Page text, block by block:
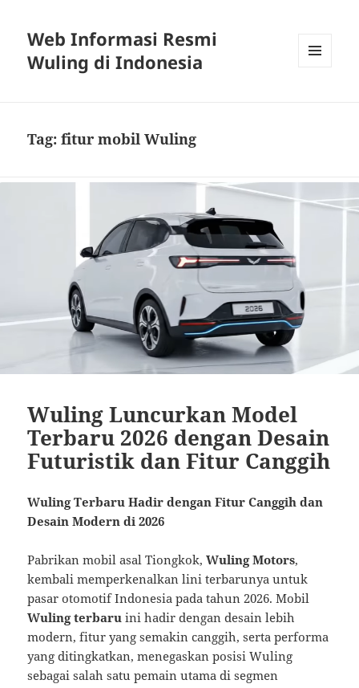
Web Informasi Resmi
Wuling di Indonesia
Tag:fitur mobil Wuling
Wuling Luncurkan Model
Terbaru 2026 dengan Desain
Futuristik dan Fitur Canggih
Wuling Terbaru Hadir dengan Fitur Canggih dan
Desain Modern di 2026
Pabrikan mobil asal Tiongkok,Wuling Motors,
kembali memperkenalkan lini terbarunya untuk
pasar otomotif Indonesia pada tahun 2026. Mobil
Wuling terbaru ini hadir dengan desain lebih
modern, fitur yang semakin canggih, serta performa
yang ditingkatkan, menegaskan posisi Wuling
sebagai salah satu pemain utama di segmen